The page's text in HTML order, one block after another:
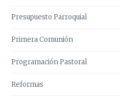
Presupuesto Parroquial
Primera Comunión
Programación Pastoral
Reformas